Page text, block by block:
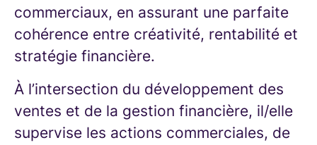
commerciaux, en assurant une parfaite
cohérence entre créativité, rentabilité et
stratégie financière.
À l’intersection du développement des
ventes et de la gestion financière, il/elle
supervise les actions commerciales, de